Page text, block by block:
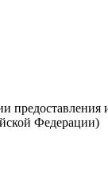
предоставления
Федерации)